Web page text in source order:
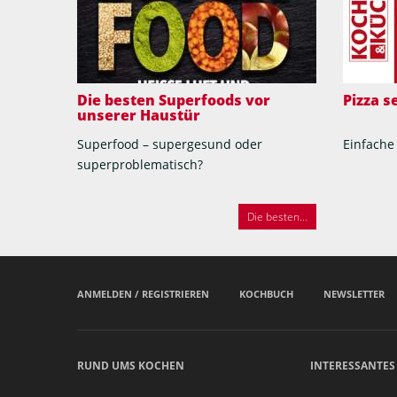
Die besten Superfoods vor
unserer Haustür
Superfood – supergesund oder
superproblematisch?
Die besten...
Pizza
ANMELDEN / REGISTRIEREN KOCHBUCH NEWSLETTER
RUND UMS KOCHEN